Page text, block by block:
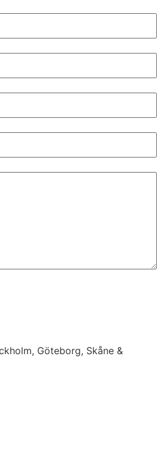
Göteborg, Skåne &